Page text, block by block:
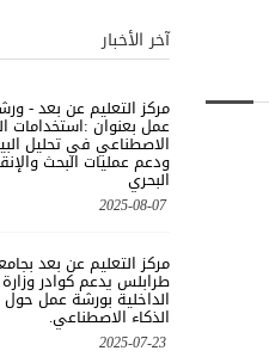
آخر الأخبار
مركز التعليم عن بعد -
عمل بعنوان :استخدامات
الاصطناعي في تحليل
ودعم عمليات البحث
البحري
2025-08-07
مركز التعليم عن بعد
طرابلس يدعم كوادر وزارة
الداخلية بورشة عمل حول
الذكاء الاصطناعي.
2025-07-23